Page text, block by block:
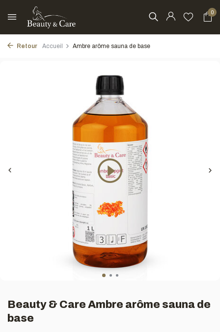
0
Retour Accueil Ambre arôme sauna de base
Beauty & Care Ambre arôme sauna de
base